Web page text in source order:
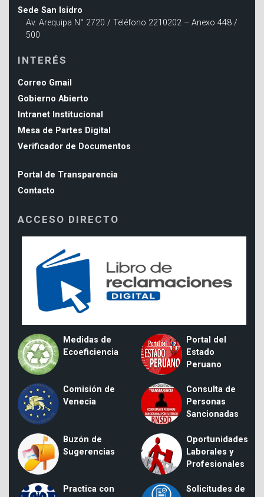
Sede San Isidro
Av. Arequipa N° 2720 / Teléfono 2210202 – Anexo 448 /
500
INTERÉS
Correo Gmail
Gobierno Abierto
Intranet Institucional
Mesa de Partes Digital
Verificador de Documentos
Portal de Transparencia
Contacto
ACCESO DIRECTO
Medidas de
Ecoeficiencia
Portal del
Estado
Peruano
Comisión de
Venecia
Consulta de
Personas
Sancionadas
Buzón de
Sugerencias
Oportunidades
Laborales y
Profesionales
Practica con
Solicitudes de